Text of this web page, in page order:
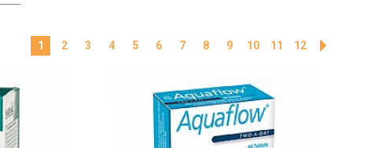
1 2 3 4 5 6 7 8 9 10 11 12